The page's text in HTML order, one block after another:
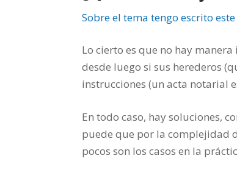
Sobre el tema tengo escrito
Lo cierto es que no hay
desde luego si sus herederos
instrucciones (un acta notarial
En todo caso, hay soluciones,
puede que por la complejidad
pocos son los casos en la